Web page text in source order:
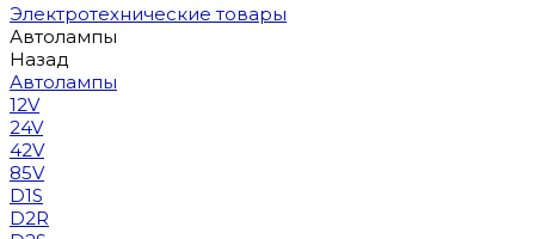
Электротехнические товары
Автолампы
Назад
Автолампы
12V
24V
42V
85V
D1S
D2R